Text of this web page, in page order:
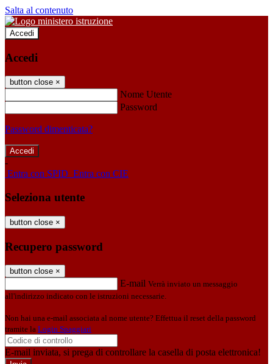
Salta al contenuto
Accedi
Accedi
button close ×
Nome Utente
Password
Password dimenticata?
-
Entra con SPID Entra con CIE
Seleziona utente
button close ×
Recupero password
button close ×
E-mail Verrà inviato un messaggio
all'indirizzo indicato con le istruzioni necessarie.
Non hai una e-mail associata al nome utente? Effettua il reset della password
tramite la Login Spaggiari
E-mail inviata, si prega di controllare la casella di posta elettronica!